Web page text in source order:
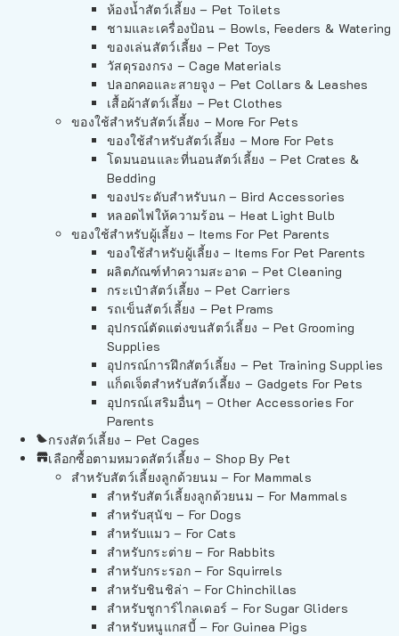
ห้องน้ำสัตว์เลี้ยง – Pet Toilets
ชามและเครื่องป้อน – Bowls, Feeders & Watering
ของเล่นสัตว์เลี้ยง – Pet Toys
วัสดุรองกรง – Cage Materials
ปลอกคอและสายจูง – Pet Collars & Leashes
เสื้อผ้าสัตว์เลี้ยง – Pet Clothes
ของใช้สำหรับสัตว์เลี้ยง – More For Pets
ของใช้สำหรับสัตว์เลี้ยง – More For Pets
โดมนอนและที่นอนสัตว์เลี้ยง – Pet Crates &
Bedding
ของประดับสำหรับนก – Bird Accessories
หลอดไฟให้ความร้อน – Heat Light Bulb
ของใช้สำหรับผู้เลี้ยง – Items For Pet Parents
ของใช้สำหรับผู้เลี้ยง – Items For Pet Parents
ผลิตภัณฑ์ทำความสะอาด – Pet Cleaning
กระเป๋าสัตว์เลี้ยง – Pet Carriers
รถเข็นสัตว์เลี้ยง – Pet Prams
อุปกรณ์ตัดแต่งขนสัตว์เลี้ยง – Pet Grooming
Supplies
อุปกรณ์การฝึกสัตว์เลี้ยง – Pet Training Supplies
แก็ดเจ็ตสำหรับสัตว์เลี้ยง – Gadgets For Pets
อุปกรณ์เสริมอื่นๆ – Other Accessories For
Parents
กรงสัตว์เลี้ยง – Pet Cages
เลือกซื้อตามหมวดสัตว์เลี้ยง – Shop By Pet
สำหรับสัตว์เลี้ยงลูกด้วยนม – For Mammals
สำหรับสัตว์เลี้ยงลูกด้วยนม – For Mammals
สำหรับสุนัข – For Dogs
สำหรับแมว – For Cats
สำหรับกระต่าย – For Rabbits
สำหรับกระรอก – For Squirrels
สำหรับชินชิล่า – For Chinchillas
สำหรับชูการ์ไกลเดอร์ – For Sugar Gliders
สำหรับหนูแกสบี้ – For Guinea Pigs